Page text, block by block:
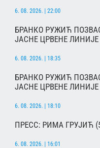
6. 08. 2026. | 22:00
БРАНКО РУЖИЋ
ЈАСНЕ ЦРВЕНЕ
6. 08. 2026. | 18:35
БРАНКО РУЖИЋ
ЈАСНЕ ЦРВЕНЕ
6. 08. 2026. | 18:10
ПРЕСС: РИМА ГРУЈИЋ
6. 08. 2026. | 16:01